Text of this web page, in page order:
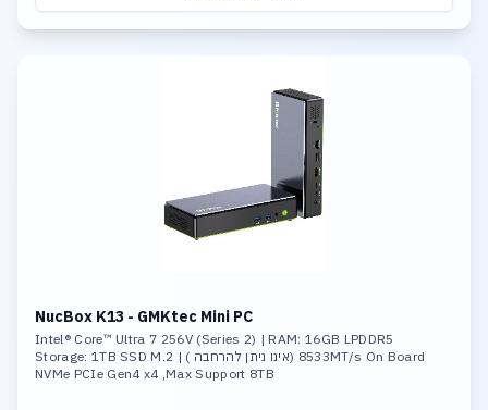
NucBox K13 - GMKtec Mini PC
Intel® Core™ Ultra 7 256V (Series 2) | RAM: 16GB LPDDR5
8533MT/s On Board (אינו ניתן להרחבה ) | Storage: 1TB SSD M.2
NVMe PCIe Gen4 x4 ,Max Support 8TB